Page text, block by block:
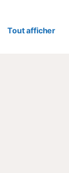
Tout afficher